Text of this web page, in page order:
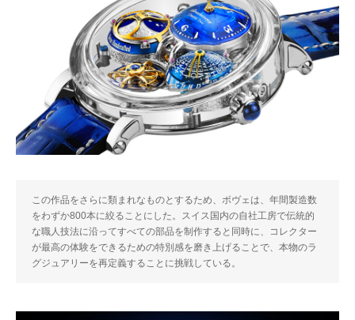
この作品をさらに類まれなものとするため、ボヴェは、年間製造数
をわずか800本に絞ることにした。スイス国内の自社工房で伝統的
な職人技法に沿ってすべての部品を制作すると同時に、コレクター
が最高の体験をできるための特別感を磨き上げることで、本物のラ
グジュアリーを再定義することに挑戦している。